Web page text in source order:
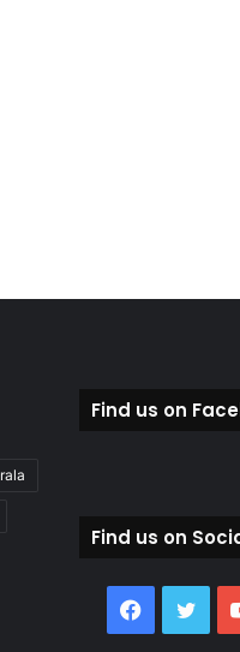
Find us on
Find us on
Facebook